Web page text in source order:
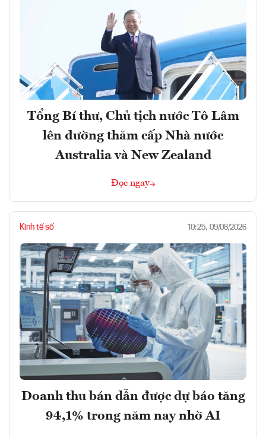
Tổng Bí thư, Chủ tịch nước Tô Lâm
lên đường thăm cấp Nhà nước
Australia và New Zealand
Đọc ngay
Kinh tế số 10:25, 09/08/2026
Doanh thu bán dẫn được dự báo tăng
94,1% trong năm nay nhờ AI